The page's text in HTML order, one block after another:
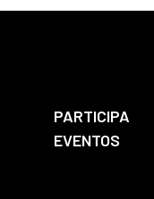
PARTICIPA
EVENTOS